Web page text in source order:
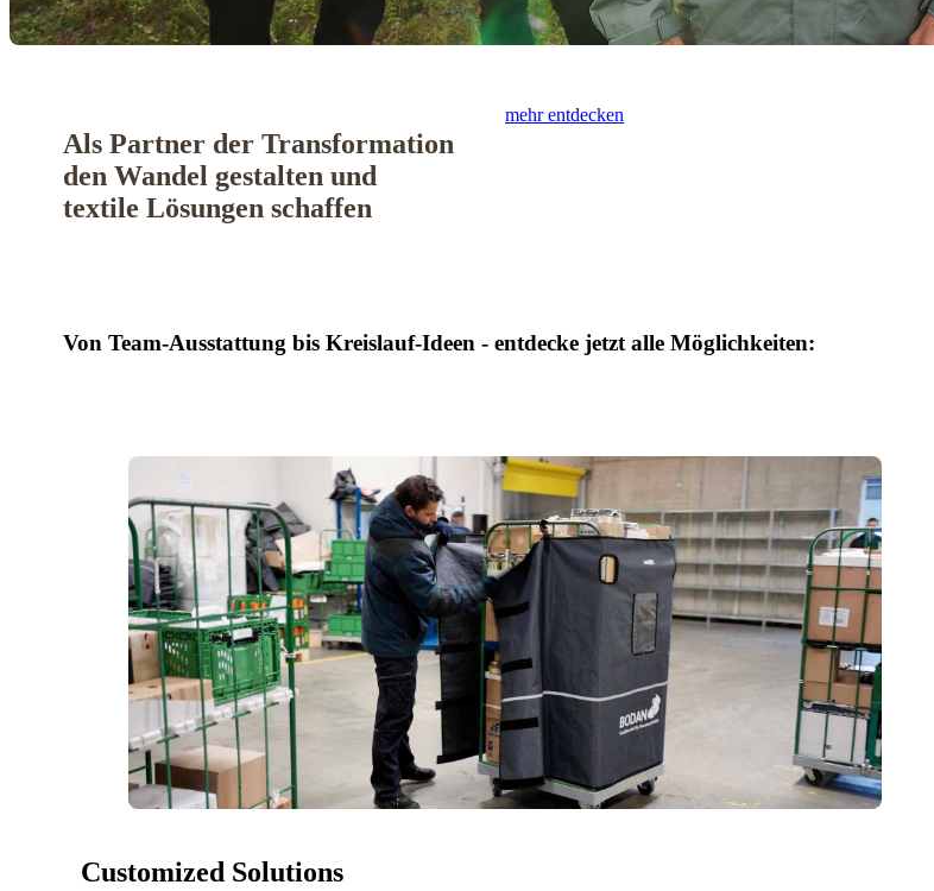
Als Partner der Transformation
den Wandel gestalten und
textile Lösungen schaffen
mehr entdecken
Von Team-Ausstattung bis Kreislauf-Ideen - entdecke jetzt alle Möglichkeiten:
Customized Solutions